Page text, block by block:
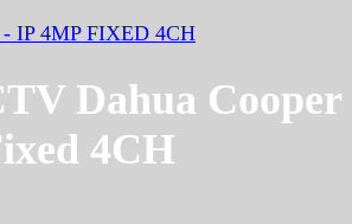
Dahua Cooper
4CH